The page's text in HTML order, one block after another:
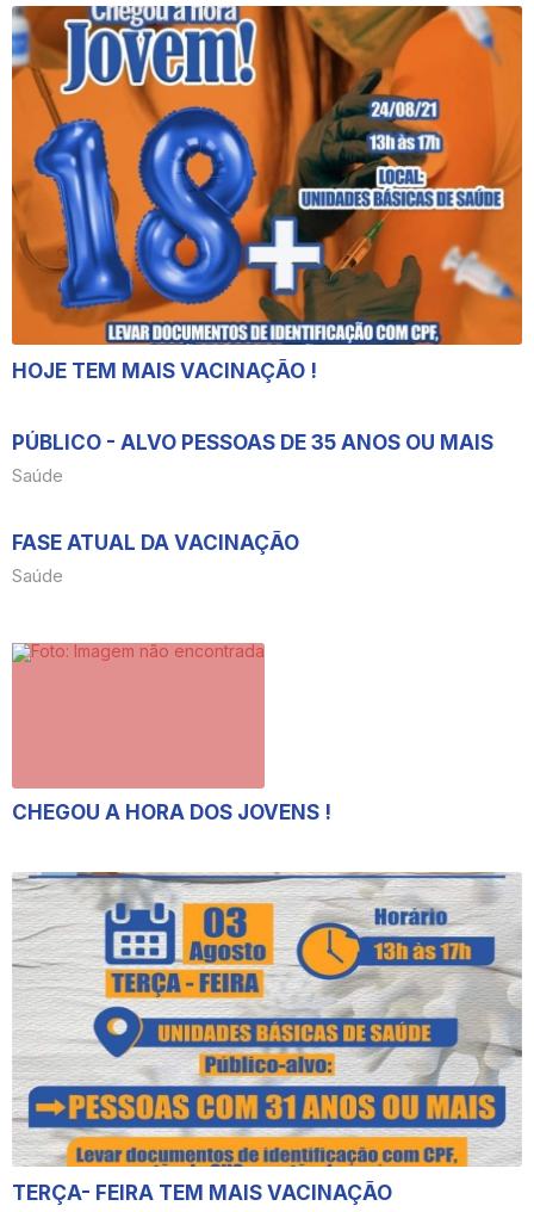
HOJE TEM MAIS VACINAÇÃO !
PÚBLICO - ALVO PESSOAS DE 35 ANOS OU MAIS
Saúde
FASE ATUAL DA VACINAÇÃO
Saúde
CHEGOU A HORA DOS JOVENS !
TERÇA- FEIRA TEM MAIS VACINAÇÃO